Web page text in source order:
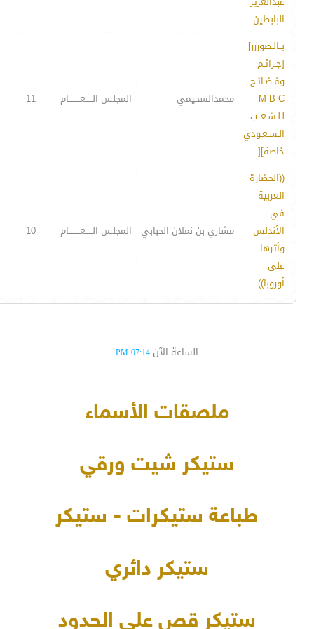
البابطين
بــالـصوررر]
[جـرائـم
وفـضـائـح
M B C
لـلـشـعــب
الـسـعـودي
خاصة][..
محمدالسحيمي المجلس الـــــعــــــــام 11
((الحضارة
العربية
في
الأندلس
وأثرها
على
أوروبا))
مشاري بن نملان الحبابي المجلس الـــــعــــــــام 10
الساعة الآن 07:14 PM
ملصقات الأسماء
ستيكر شيت ورقي
طباعة ستيكرات - ستيكر
ستيكر دائري
ستيكر قص على الحدود